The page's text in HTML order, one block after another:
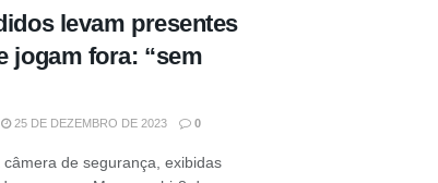
levam presentes
jogam fora: “sem
25 DE DEZEMBRO DE 2023 0
de segurança, exibidas